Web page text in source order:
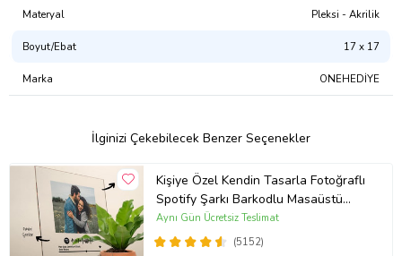
Materyal Pleksi - Akrilik
Boyut/Ebat 17 x 17
Marka ONEHEDİYE
İlginizi Çekebilecek Benzer Seçenekler
Kişiye Özel Kendin Tasarla Fotoğraflı
Spotify Şarkı Barkodlu Masaüstü
Plak Fotoğraf Çerçevesi
(5152)
Aynı Gün Ücretsiz Teslimat